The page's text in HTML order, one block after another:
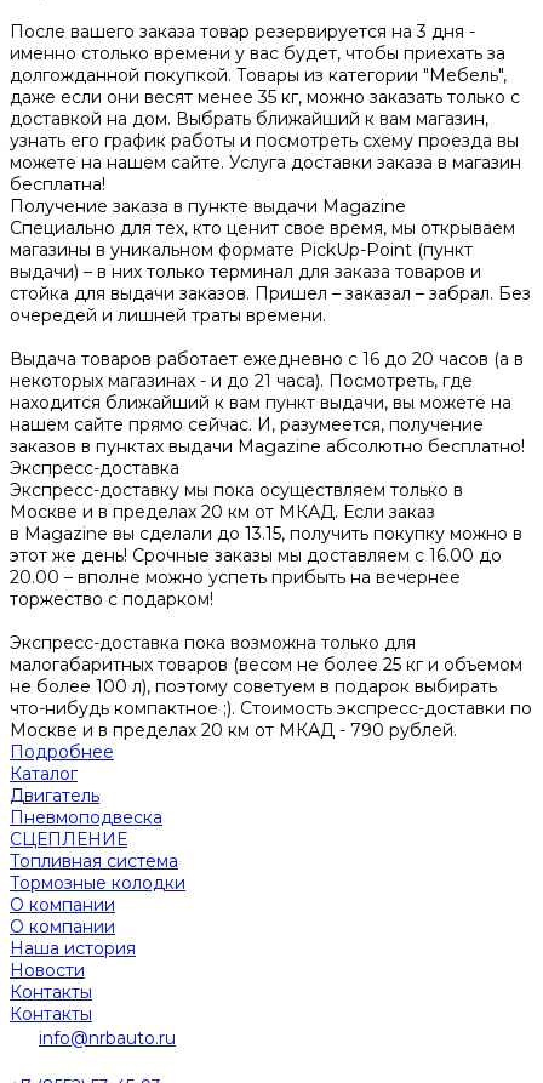
После вашего заказа товар резервируется на 3 дня -
именно столько времени у вас будет, чтобы приехать за
долгожданной покупкой. Товары из категории "Мебель",
даже если они весят менее 35 кг, можно заказать только с
доставкой на дом. Выбрать ближайший к вам магазин,
узнать его график работы и посмотреть схему проезда вы
можете на нашем сайте. Услуга доставки заказа в магазин
бесплатна!
Получение заказа в пункте выдачи Magazine
Специально для тех, кто ценит свое время, мы открываем
магазины в уникальном формате PickUp-Point (пункт
выдачи) – в них только терминал для заказа товаров и
стойка для выдачи заказов. Пришел – заказал – забрал. Без
очередей и лишней траты времени.
Выдача товаров работает ежедневно с 16 до 20 часов (а в
некоторых магазинах - и до 21 часа). Посмотреть, где
находится ближайший к вам пункт выдачи, вы можете на
нашем сайте прямо сейчас. И, разумеется, получение
заказов в пунктах выдачи Magazine абсолютно бесплатно!
Экспресс-доставка
Экспресс-доставку мы пока осуществляем только в
Москве и в пределах 20 км от МКАД. Если заказ
в Magazine вы сделали до 13.15, получить покупку можно в
этот же день! Срочные заказы мы доставляем с 16.00 до
20.00 – вполне можно успеть прибыть на вечернее
торжество с подарком!
Экспресс-доставка пока возможна только для
малогабаритных товаров (весом не более 25 кг и объемом
не более 100 л), поэтому советуем в подарок выбирать
что-нибудь компактное ;). Стоимость экспресс-доставки по
Москве и в пределах 20 км от МКАД - 790 рублей.
Подробнее
Каталог
Двигатель
Пневмоподвеска
СЦЕПЛЕНИЕ
Топливная система
Тормозные колодки
О компании
О компании
Наша история
Новости
Контакты
Контакты
info@nrbauto.ru